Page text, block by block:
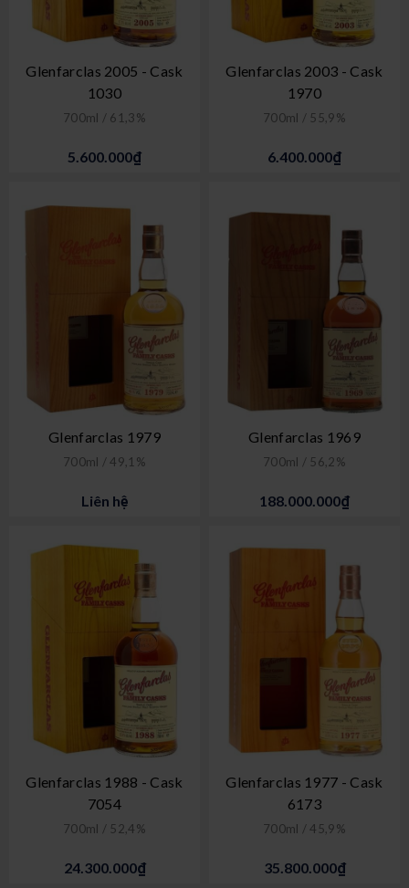
Glenfarclas 2005 - Cask
1030
700ml / 61,3%
5.600.000₫
Glenfarclas 2003 - Cask
1970
700ml / 55,9%
6.400.000₫
Glenfarclas 1979
700ml / 49,1%
Liên hệ
Glenfarclas 1969
700ml / 56,2%
188.000.000₫
Glenfarclas 1988 - Cask
7054
700ml / 52,4%
24.300.000₫
Glenfarclas 1977 - Cask
6173
700ml / 45,9%
35.800.000₫